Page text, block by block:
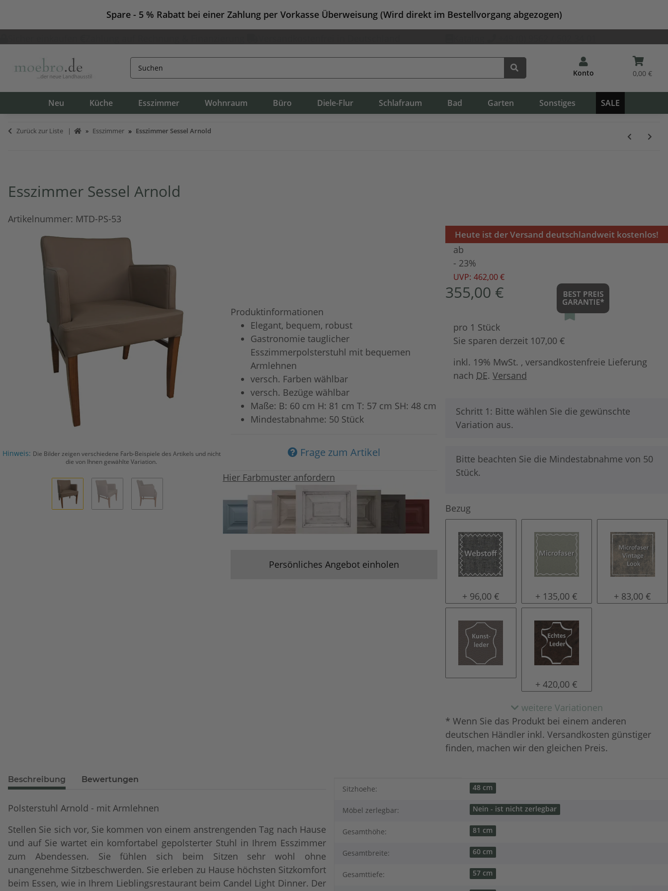
Spare - 5 % Rabatt bei einer Zahlung per Vorkasse Überweisung (Wird direkt im Bestellvorgang abgezogen)
Konto 0,00 €
Neu Küche Esszimmer Wohnraum Büro Diele-Flur Schlafraum Bad Garten Sonstiges SALE
Zurück zur Liste Esszimmer Esszimmer Sessel Arnold
Esszimmer Sessel Arnold
Artikelnummer: MTD-PS-53
Hinweis: Die Bilder zeigen verschiedene Farb-Beispiele des Artikels und nicht
die von Ihnen gewählte Variation.
Produktinformationen
Elegant, bequem, robust
Gastronomie tauglicher
Esszimmerpolsterstuhl mit bequemen
Armlehnen
versch. Farben wählbar
versch. Bezüge wählbar
Maße: B: 60 cm H: 81 cm T: 57 cm SH: 48 cm
Mindestabnahme: 50 Stück
Frage zum Artikel
Hier Farbmuster anfordern
Persönliches Angebot einholen
Heute ist der Versand deutschlandweit kostenlos!
ab
- 23%
UVP: 462,00 €
355,00 €
pro 1 Stück
Sie sparen derzeit 107,00 €
inkl. 19% MwSt. , versandkostenfreie Lieferung
nach DE. Versand
x
Schritt 1: Bitte wählen Sie die gewünschte
Variation aus.
x
Bitte beachten Sie die Mindestabnahme von 50
Stück.
Bezug
Stoffbezug
+ 96,00 € Microfaser
+ 135,00 € Microfaser
+ 83,00 €
Kunstleder A-Rome
Echtleder
+ 420,00 €
weitere Variationen
* Wenn Sie das Produkt bei einem anderen
deutschen Händler inkl. Versandkosten günstiger
finden, machen wir den gleichen Preis.
Beschreibung Bewertungen
Polsterstuhl Arnold - mit Armlehnen
Stellen Sie sich vor, Sie kommen von einem anstrengenden Tag nach Hause
und auf Sie wartet ein komfortabel gepolsterter Stuhl in Ihrem Esszimmer
zum Abendessen. Sie fühlen sich beim Sitzen sehr wohl ohne
unangenehme Sitzbeschwerden. Sie erleben zu Hause höchsten Sitzkomfort
beim Essen, wie in Ihrem Lieblingsrestaurant beim Candel Light Dinner. Der
Produkteigenschaft
Wert
Sitzhoehe: 48 cm
Möbel zerlegbar: Nein - ist nicht zerlegbar
Gesamthöhe: 81 cm
Gesamtbreite: 60 cm
Gesamttiefe: 57 cm